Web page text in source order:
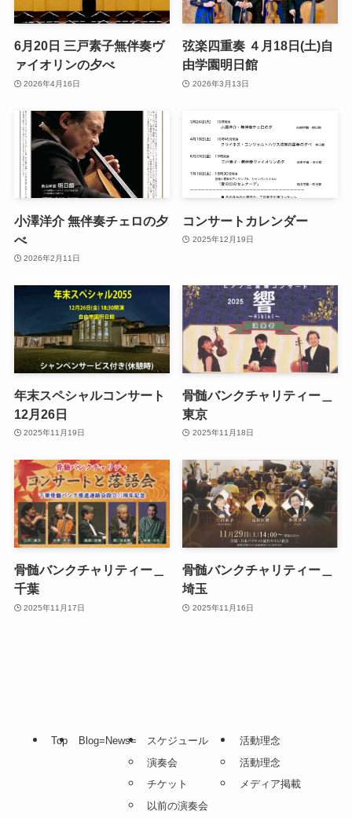
6月20日 三戸素子無伴奏ヴ
ァイオリンの夕べ
2026年4月16日
弦楽四重奏 ４月18日(土)自
由学園明日館
2026年3月13日
小澤洋介 無伴奏チェロの夕
べ
2026年2月11日
コンサートカレンダー
2025年12月19日
年末スペシャルコンサート
12月26日
2025年11月19日
骨髄バンクチャリティー＿
東京
2025年11月18日
骨髄バンクチャリティー＿
千葉
2025年11月17日
骨髄バンクチャリティー＿
埼玉
2025年11月16日
Top Blog=News=
スケジュール
演奏会
チケット
以前の演奏会
活動理念
活動理念
メディア掲載